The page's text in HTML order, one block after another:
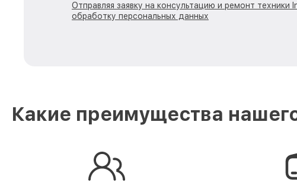
Отправляя заявку на консультацию и ремонт техники
обработку персональных данных
Какие преимущества